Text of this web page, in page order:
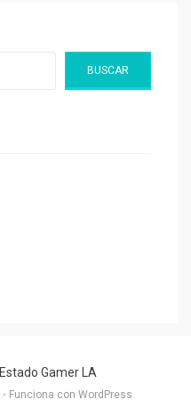
BUSCAR
Estado Gamer LA
⋅ Funciona con WordPress